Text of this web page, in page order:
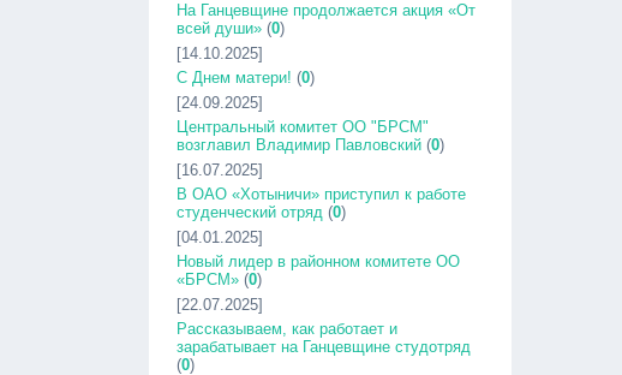
На Ганцевщине продолжается акция «От
всей души» (0)
[14.10.2025]
С Днем матери! (0)
[24.09.2025]
Центральный комитет ОО "БРСМ"
возглавил Владимир Павловский (0)
[16.07.2025]
В ОАО «Хотыничи» приступил к работе
студенческий отряд (0)
[04.01.2025]
Новый лидер в районном комитете ОО
«БРСМ» (0)
[22.07.2025]
Рассказываем, как работает и
зарабатывает на Ганцевщине студотряд
(0)